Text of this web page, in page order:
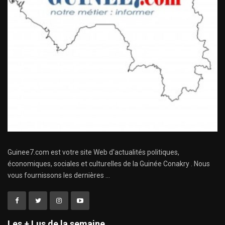
Guinee7.com est votre site Web d'actualités politiques,
économiques, sociales et culturelles de la Guinée Conakry . Nous
vous fournissons les dernières ...